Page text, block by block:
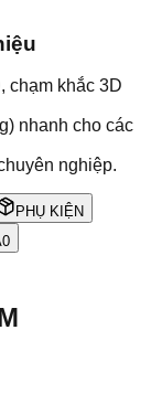
chạm khắc 3D
nhanh cho các
nghiệp.
PHỤ KIỆN
0